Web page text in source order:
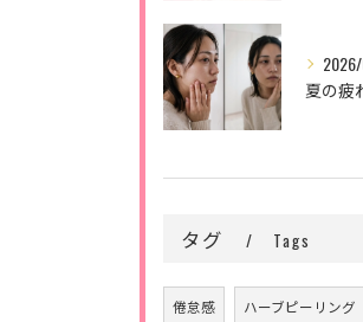
タグ Tags
倦怠感 ハーブピーリング